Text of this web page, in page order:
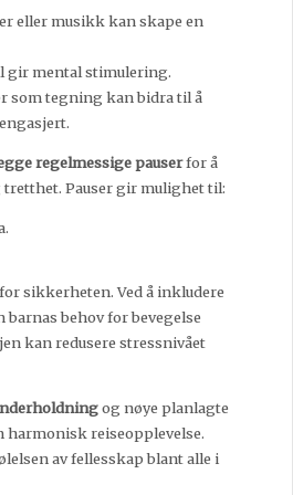
eller musikk kan skape en
gir mental stimulering.
som tegning kan bidra til å
regelmessige pauserfor å
Pauser gir mulighet til:
sikkerheten. Ved å inkludere
behov for bevegelse
kan redusere stressnivået
og nøye planlagte
harmonisk reiseopplevelse.
av fellesskap blant alle i